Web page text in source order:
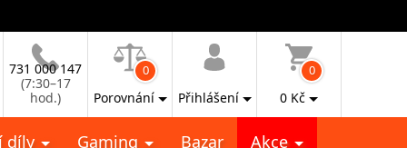
731 000 147
(7:30–17
hod.)
0
Porovnání Přihlášení
0
0 Kč
díly Gaming Bazar Akce